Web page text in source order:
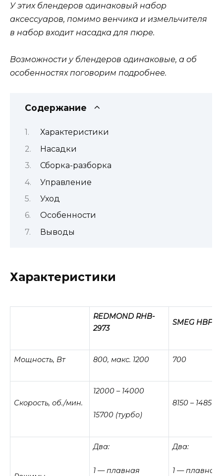
У этих блендеров одинаковый набор
аксессуаров, помимо венчика и измельчителя
в набор входит насадка для пюре.
Возможности у блендеров одинаковые, а об
особенностях поговорим подробнее.
Содержание
Характеристики
Насадки
Сборка-разборка
Управление
Уход
Особенности
Выводы
Характеристики
REDMOND RHB-
2973
SMEG HBF02
Мощность, Вт 800, макс. 1200 700
Скорость, об./мин.
12000 – 14000
15700 (турбо)
8150 – 14850
Два:
1 — плавная
Два:
1 — плавная